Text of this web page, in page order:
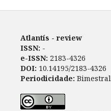
Atlantís - review
ISSN: -
e-ISSN: 2183-4326
DOI: 10.14195/2183-4326
Periodicidade: Bimestral